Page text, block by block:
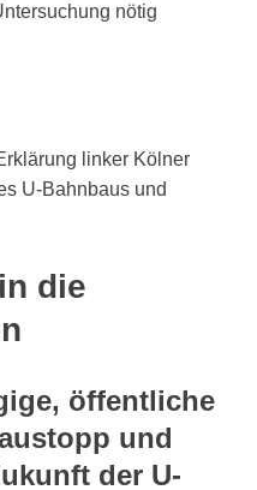
nötig
linker Kölner
U-Bahnbaus und
die
öffentliche
und
der U-